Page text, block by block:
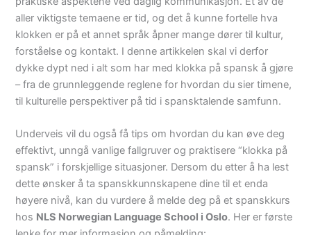
aller viktigste temaene er tid, og det å kunne fortelle hva
klokken er på et annet språk åpner mange dører til kultur,
forståelse og kontakt. I denne artikkelen skal vi derfor
dykke dypt ned i alt som har med klokka på spansk å gjøre
– fra de grunnleggende reglene for hvordan du sier timene,
til kulturelle perspektiver på tid i spansktalende samfunn.
Underveis vil du også få tips om hvordan du kan øve deg
effektivt, unngå vanlige fallgruver og praktisere “klokka på
spansk” i forskjellige situasjoner. Dersom du etter å ha lest
dette ønsker å ta spanskkunnskapene dine til et enda
høyere nivå, kan du vurdere å melde deg på et spanskkurs
hos NLS Norwegian Language School i Oslo. Her er første